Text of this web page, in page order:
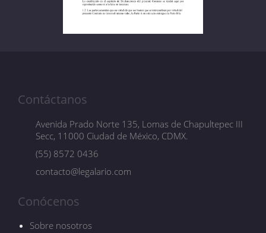
Contáctanos
Avenida Prado Norte 135, Lomas de Chapultepec III
Secc, 11000 Ciudad de México, CDMX.
(55) 8572 0436
contacto@legalario.com
Conócenos
Sobre nosotros